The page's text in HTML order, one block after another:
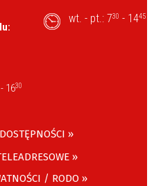
- 1630
wt. - pt.: 730 - 1445
»
»
/ RODO »